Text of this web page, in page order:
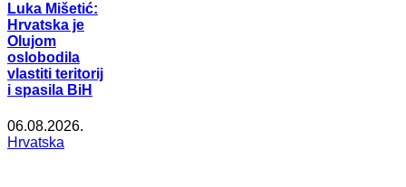
Luka Mišetić:
Hrvatska je
Olujom
oslobodila
vlastiti teritorij
i spasila BiH
06.08.2026.
Hrvatska